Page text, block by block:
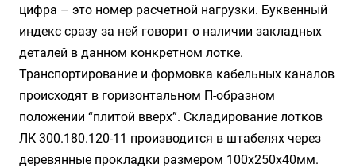
цифра – это номер расчетной нагрузки. Буквенный
индекс сразу за ней говорит о наличии закладных
деталей в данном конкретном лотке.
Транспортирование и формовка кабельных каналов
происходят в горизонтальном П-образном
положении “плитой вверх”. Складирование лотков
ЛК 300.180.120-11 производится в штабелях через
деревянные прокладки размером 100х250х40мм.